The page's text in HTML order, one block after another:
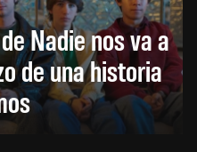
Nadie nos va a
de una historia